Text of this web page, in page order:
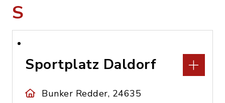
S
Sportplatz Daldorf
Bunker Redder, 24635